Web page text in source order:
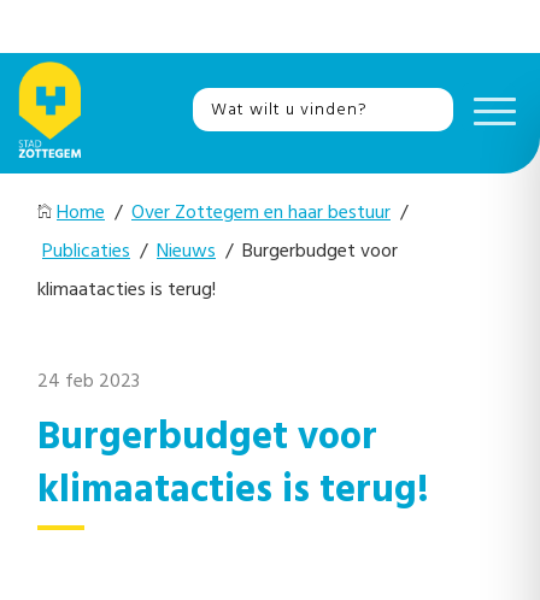
Home / Over Zottegem en haar bestuur /
Publicaties / Nieuws / Burgerbudget voor
klimaatacties is terug!
24 feb 2023
Burgerbudget voor
klimaatacties is terug!